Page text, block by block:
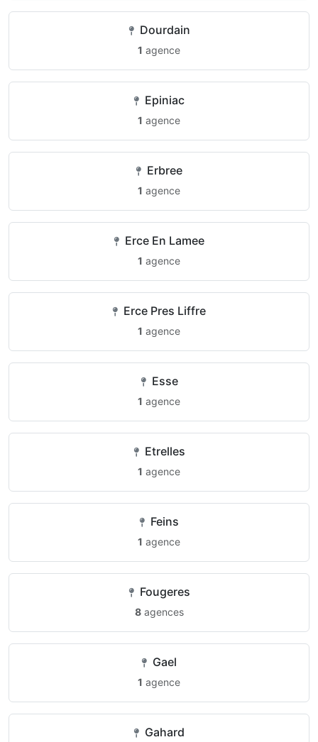
Dourdain
1 agence
Epiniac
1 agence
Erbree
1 agence
Erce En Lamee
1 agence
Erce Pres Liffre
1 agence
Esse
1 agence
Etrelles
1 agence
Feins
1 agence
Fougeres
8agences
Gael
1 agence
Gahard